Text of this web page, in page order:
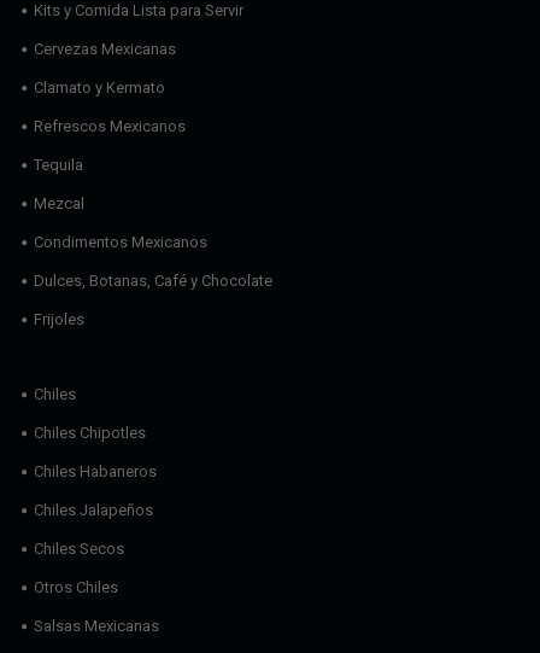
Kits y Comida Lista para Servir
Cervezas Mexicanas
Clamato y Kermato
Refrescos Mexicanos
Tequila
Mezcal
Condimentos Mexicanos
Dulces, Botanas, Café y Chocolate
Frijoles
Chiles
Chiles Chipotles
Chiles Habaneros
Chiles Jalapeños
Chiles Secos
Otros Chiles
Salsas Mexicanas